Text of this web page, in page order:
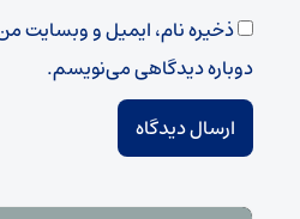
ذخیره نام، ایمیل و وبسایت
دوباره دیدگاهی می‌نویسم.